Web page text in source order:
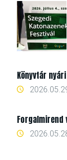
Könyvtár
Forgalmirend